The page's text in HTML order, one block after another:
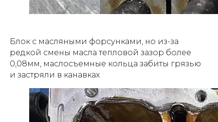
Блок с масляными форсунками, но из-за
редкой смены масла тепловой зазор более
0,08мм, маслосъемные кольца забиты грязью
и застряли в канавках